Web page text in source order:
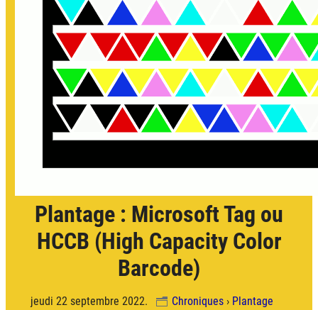
Plantage : Microsoft Tag ou
HCCB (High Capacity Color
Barcode)
jeudi 22 septembre 2022. Chroniques› Plantage